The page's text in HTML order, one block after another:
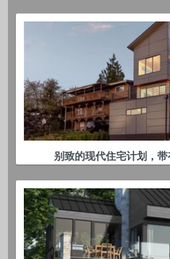
别致的现代住宅计划，